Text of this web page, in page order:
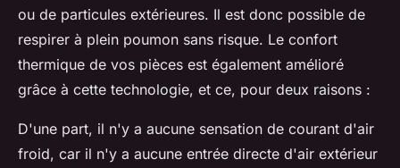
ou de particules extérieures. Il est donc possible de
respirer à plein poumon sans risque. Le confort
thermique de vos pièces est également amélioré
grâce à cette technologie, et ce, pour deux raisons :
D'une part, il n'y a aucune sensation de courant d'air
froid, car il n'y a aucune entrée directe d'air extérieur